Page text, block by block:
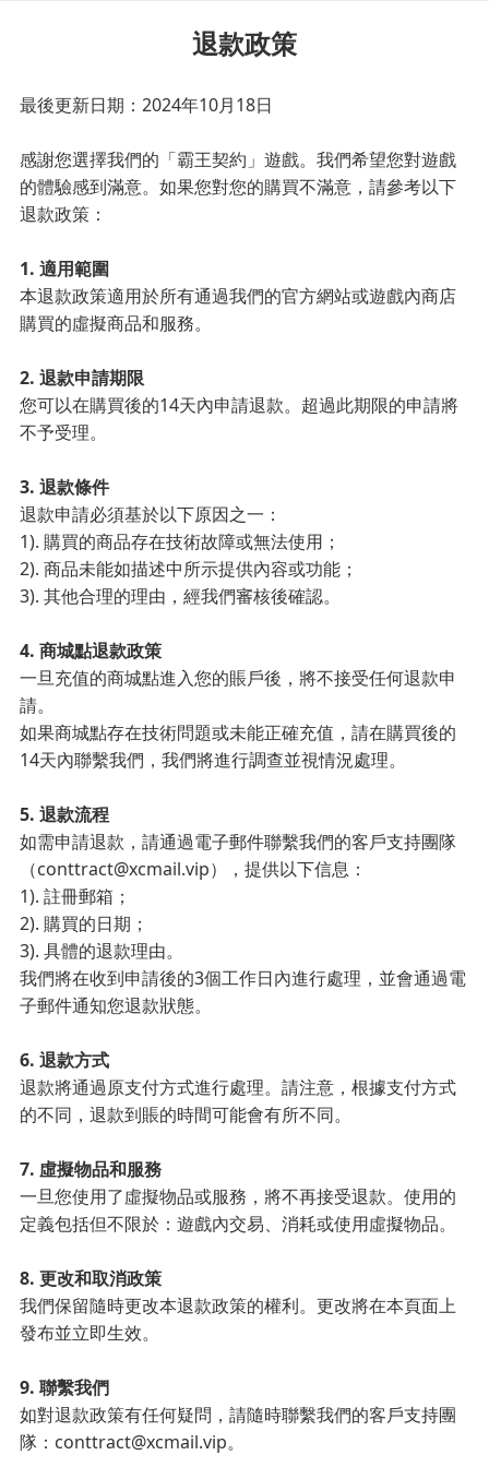
退款政策
最後更新日期：2024年10月18日
感謝您選擇我們的「霸王契約」遊戲。我們希望您對遊戲
的體驗感到滿意。如果您對您的購買不滿意，請參考以下
退款政策：
1. 適用範圍
本退款政策適用於所有通過我們的官方網站或遊戲內商店
購買的虛擬商品和服務。
2. 退款申請期限
您可以在購買後的14天內申請退款。超過此期限的申請將
不予受理。
3. 退款條件
退款申請必須基於以下原因之一：
1). 購買的商品存在技術故障或無法使用；
2). 商品未能如描述中所示提供內容或功能；
3). 其他合理的理由，經我們審核後確認。
4. 商城點退款政策
一旦充值的商城點進入您的賬戶後，將不接受任何退款申
請。
如果商城點存在技術問題或未能正確充值，請在購買後的
14天內聯繫我們，我們將進行調查並視情況處理。
5. 退款流程
如需申請退款，請通過電子郵件聯繫我們的客戶支持團隊
（conttract@xcmail.vip），提供以下信息：
1). 註冊郵箱；
2). 購買的日期；
3). 具體的退款理由。
我們將在收到申請後的3個工作日內進行處理，並會通過電
子郵件通知您退款狀態。
6. 退款方式
退款將通過原支付方式進行處理。請注意，根據支付方式
的不同，退款到賬的時間可能會有所不同。
7. 虛擬物品和服務
一旦您使用了虛擬物品或服務，將不再接受退款。使用的
定義包括但不限於：遊戲內交易、消耗或使用虛擬物品。
8. 更改和取消政策
我們保留隨時更改本退款政策的權利。更改將在本頁面上
發布並立即生效。
9. 聯繫我們
如對退款政策有任何疑問，請隨時聯繫我們的客戶支持團
隊：conttract@xcmail.vip。